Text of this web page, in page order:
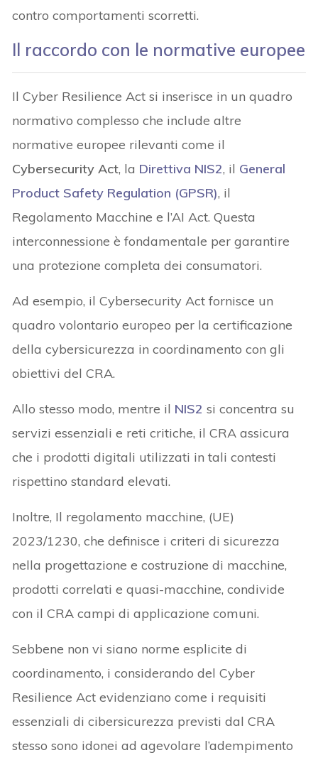
contro comportamenti scorretti.
Il raccordo con le normative europee
Il Cyber Resilience Act si inserisce in un quadro
normativo complesso che include altre
normative europee rilevanti come il
Cybersecurity Act, la Direttiva NIS2, il General
Product Safety Regulation (GPSR), il
Regolamento Macchine e l’AI Act. Questa
interconnessione è fondamentale per garantire
una protezione completa dei consumatori.
Ad esempio, il Cybersecurity Act fornisce un
quadro volontario europeo per la certificazione
della cybersicurezza in coordinamento con gli
obiettivi del CRA.
Allo stesso modo, mentre il NIS2 si concentra su
servizi essenziali e reti critiche, il CRA assicura
che i prodotti digitali utilizzati in tali contesti
rispettino standard elevati.
Inoltre, Il regolamento macchine, (UE)
2023/1230, che definisce i criteri di sicurezza
nella progettazione e costruzione di macchine,
prodotti correlati e quasi-macchine, condivide
con il CRA campi di applicazione comuni.
Sebbene non vi siano norme esplicite di
coordinamento, i considerando del Cyber
Resilience Act evidenziano come i requisiti
essenziali di cibersicurezza previsti dal CRA
stesso sono idonei ad agevolare l’adempimento